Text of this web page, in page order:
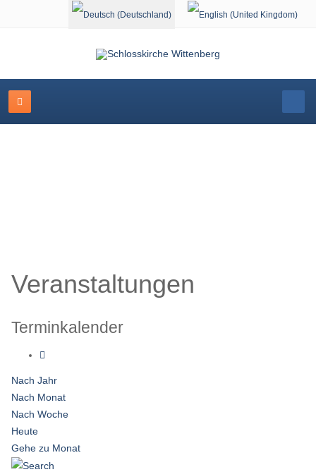
Sprache auswählen
Veranstaltungen
Terminkalender
Nach Jahr
Nach Monat
Nach Woche
Heute
Gehe zu Monat